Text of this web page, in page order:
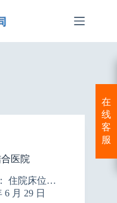
医院
住院床位…
6 月 29 日
在
线
客
服